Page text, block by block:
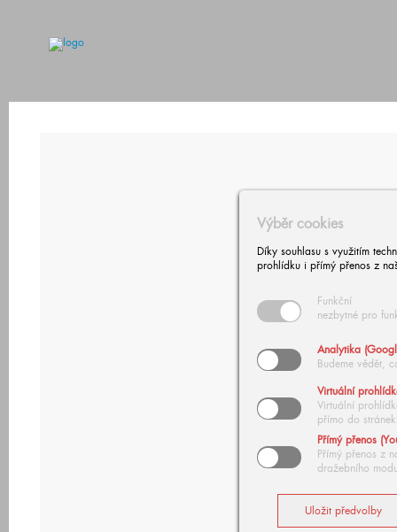
Výběr cookies
Díky souhlasu s využitím
prohlídku i přímý přenos z
Funkční
nezbytné pro
Analytika
Budeme vědět,
Virtuální
Virtuální
přímo do stránek
Přímý přenos
Přímý přenos z
dražebního